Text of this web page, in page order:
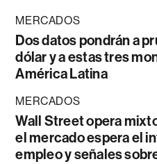
MERCADOS
Dos datos pondrán a
dólar y a estas tres
América Latina
MERCADOS
Wall Street opera
el mercado espera el
empleo y señales